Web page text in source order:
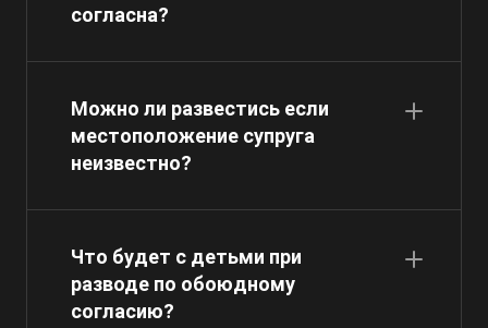
согласна?
Можно ли развестись если
местоположение супруга
неизвестно?
Что будет с детьми при
разводе по обоюдному
согласию?